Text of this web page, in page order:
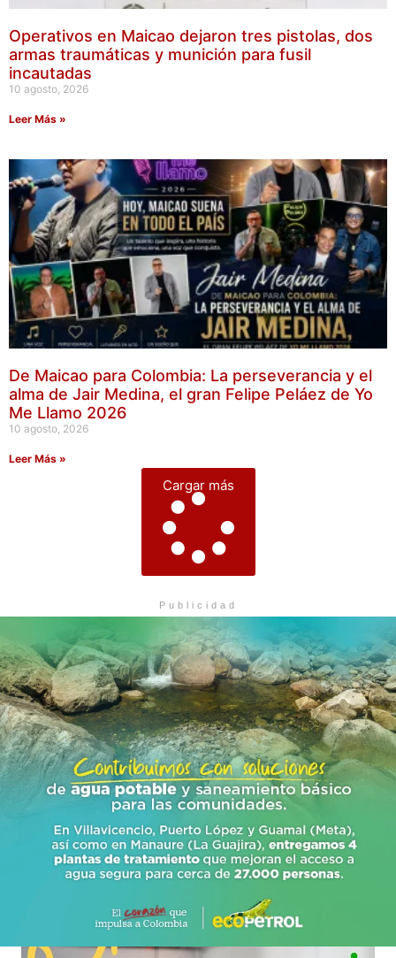
Operativos en Maicao dejaron tres pistolas, dos
armas traumáticas y munición para fusil
incautadas
10 agosto, 2026
Leer Más »
De Maicao para Colombia: La perseverancia y el
alma de Jair Medina, el gran Felipe Peláez de Yo
Me Llamo 2026
10 agosto, 2026
Leer Más »
Cargar más
Publicidad